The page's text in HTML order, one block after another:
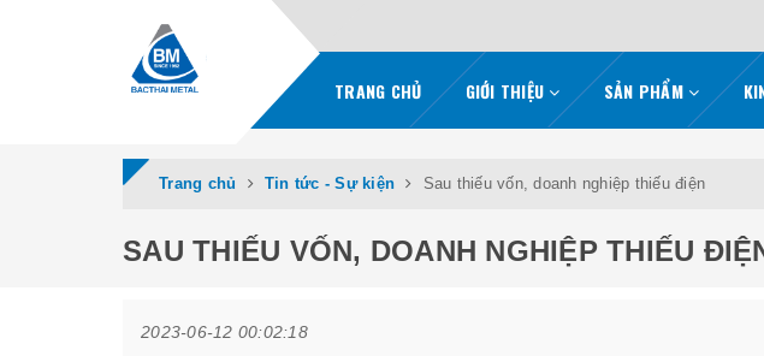
TRANG CHỦ GIỚI THIỆU SẢN PHẨM
Trang chủ Tin tức - Sự kiện Sau thiếu vốn, doanh nghiệp thiếu điện
SAU THIẾU VỐN, DOANH NGHIỆP THIẾU
2023-06-12 00:02:18